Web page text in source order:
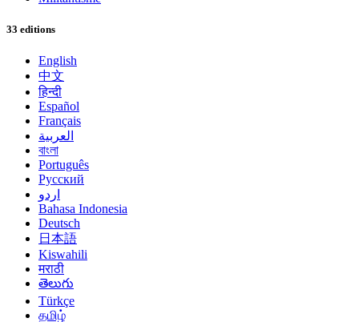
33 editions
English
中文
हिन्दी
Español
Français
العربية
বাংলা
Português
Русский
اردو
Bahasa Indonesia
Deutsch
日本語
Kiswahili
मराठी
తెలుగు
Türkçe
தமிழ்